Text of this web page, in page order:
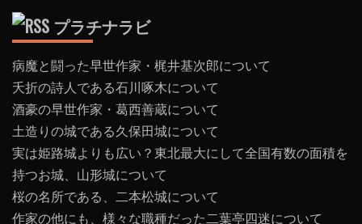
プラチナラビ
病魔と闘った早世作家・梶井基次郎について
夭折の詩人である石川啄木について
酒豪の早世作家・葛西善蔵について
土造りの城である久保田城について
実は姫路城よりも広い？東北最大にして全国有数の面積を
持つお城、山形城について
桜の名所である、二本松城について
作家の他にも、様々な職種だった二葉亭四迷について